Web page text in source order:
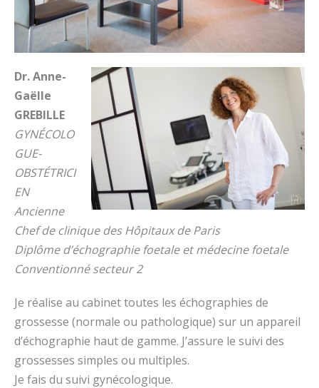
- Neurologie
- Orthodontie
Dr. Anne-
Gaëlle
GREBILLE
GYNÉCOLO
GUE-
OBSTÉTRICI
EN
Ancienne
Chef de clinique des Hôpitaux de Paris
Diplôme d’échographie foetale et médecine foetale
Conventionné secteur 2
Je réalise au cabinet toutes les échographies de
grossesse (normale ou pathologique) sur un appareil
d’échographie haut de gamme. J’assure le suivi des
grossesses simples ou multiples.
Je fais du suivi gynécologique.